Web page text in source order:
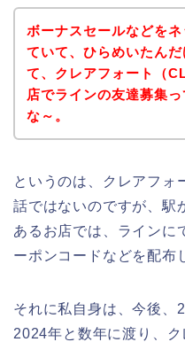
ボーナスセールなどを
ていて、ひらめいたん
て、クレアフォート（
店でラインの友達募集
な～。
というのは、クレアフ
話ではないのですが、駅
あるお店では、ラインに
ーポンコードなどを配布
それに私自身は、今後、
2024年と数年に渡り、ク